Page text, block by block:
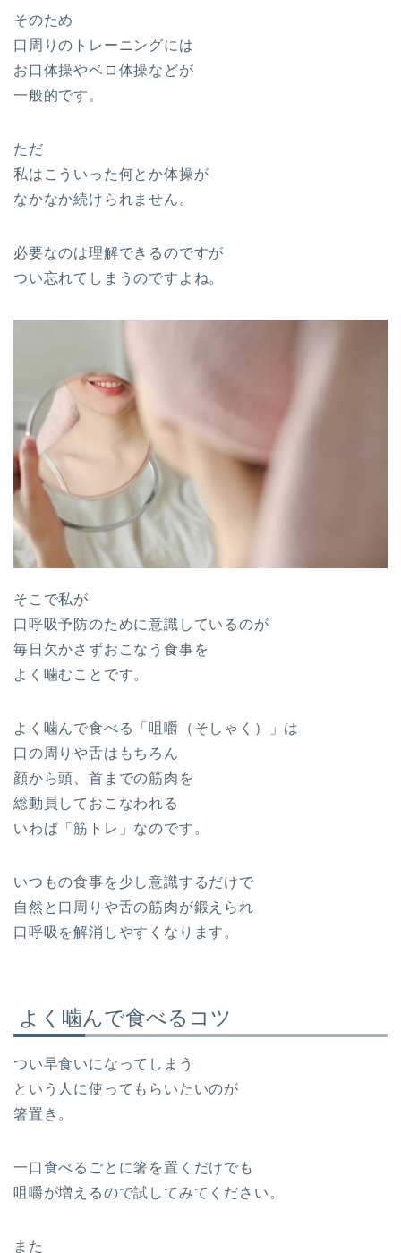
そのため
口周りのトレーニングには
お口体操やベロ体操などが
一般的です。
ただ
私はこういった何とか体操が
なかなか続けられません。
必要なのは理解できるのですが
つい忘れてしまうのですよね。
そこで私が
口呼吸予防のために意識しているのが
毎日欠かさずおこなう食事を
よく噛むことです。
よく噛んで食べる「咀嚼（そしゃく）」は
口の周りや舌はもちろん
顔から頭、首までの筋肉を
総動員しておこなわれる
いわば「筋トレ」なのです。
いつもの食事を少し意識するだけで
自然と口周りや舌の筋肉が鍛えられ
口呼吸を解消しやすくなります。
よく噛んで食べるコツ
つい早食いになってしまう
という人に使ってもらいたいのが
箸置き。
一口食べるごとに箸を置くだけでも
咀嚼が増えるので試してみてください。
また